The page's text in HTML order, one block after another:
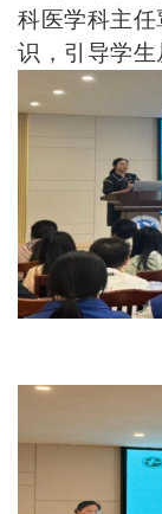
科医学科主
识，引导学生